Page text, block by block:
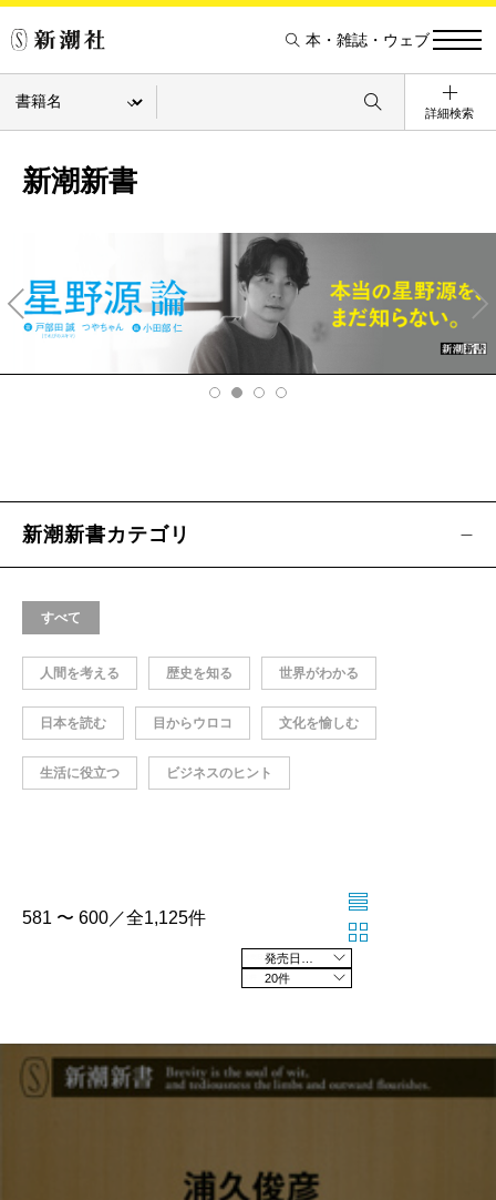
本・雑誌・ウェブ
詳細検索
新潮新書
v
Ne
xt
新潮新書カテゴリ
すべて
人間を考える 歴史を知る 世界がわかる
日本を読む 目からウロコ 文化を愉しむ
生活に役立つ ビジネスのヒント
581 〜 600／全1,125件
20件